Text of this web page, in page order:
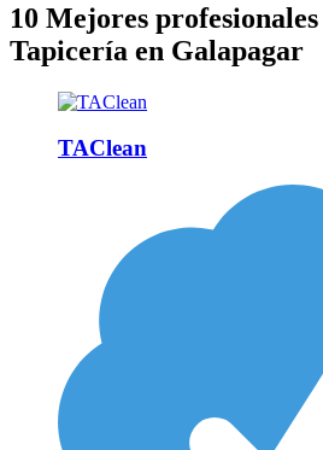
10 Mejores
Tapicería en Galapagar
TAClean